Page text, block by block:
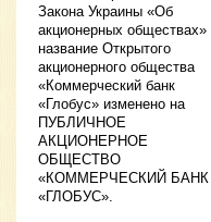
Закона Украины «Об
акционерных обществах»
название Открытого
акционерного общества
«Коммерческий банк
«Глобус» изменено на
ПУБЛИЧНОЕ
АКЦИОНЕРНОЕ
ОБЩЕСТВО
«КОММЕРЧЕСКИЙ БАНК
«ГЛОБУС».